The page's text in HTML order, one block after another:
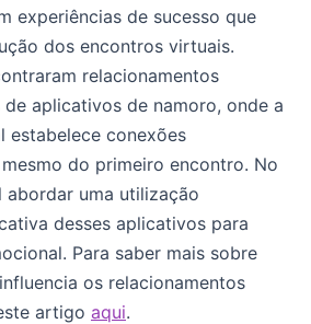
experiências de sucesso que
dos encontros virtuais.
relacionamentos
aplicativos de namoro, onde a
estabelece conexões
do primeiro encontro. No
abordar uma utilização
desses aplicativos para
Para saber mais sobre
os relacionamentos
artigo aqui.